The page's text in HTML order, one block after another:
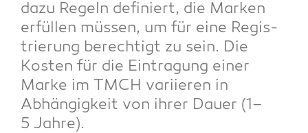
dazu Regeln defi­niert, die Mar­ken
erfül­len müs­sen, um für eine Regis­
trie­rung berech­tigt zu sein. Die
Kos­ten für die Ein­tra­gung einer
Mar­ke im TMCH vari­ie­ren in
Abhän­gig­keit von ihrer Dau­er (1–
5 Jahre).